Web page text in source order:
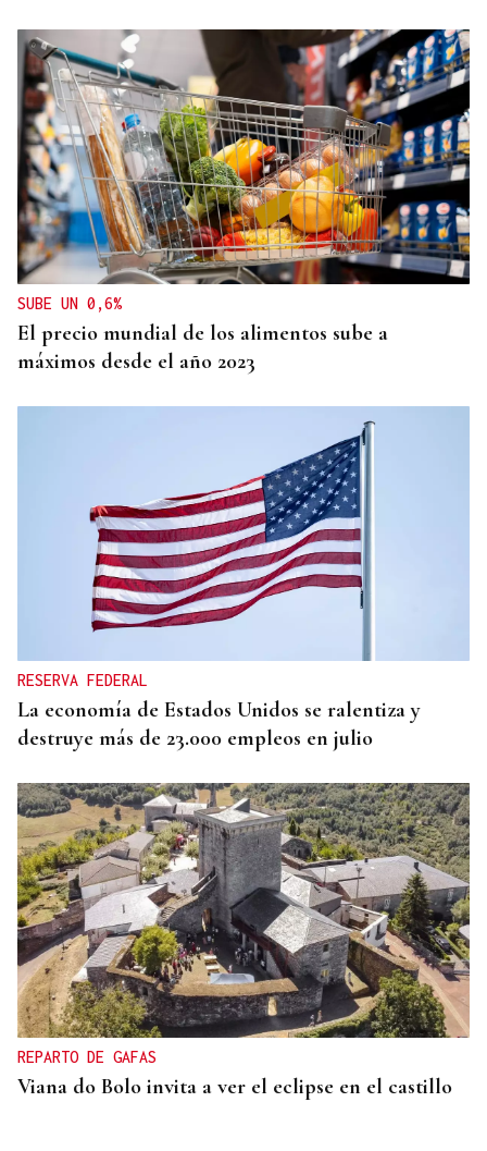
OCIO EN FAMILIA
Los niños carballiñeses vencen el calor en la Festa
da auga
SUBE UN 0,6%
El precio mundial de los alimentos sube a
máximos desde el año 2023
RESERVA FEDERAL
La economía de Estados Unidos se ralentiza y
destruye más de 23.000 empleos en julio
REPARTO DE GAFAS
Viana do Bolo invita a ver el eclipse en el castillo